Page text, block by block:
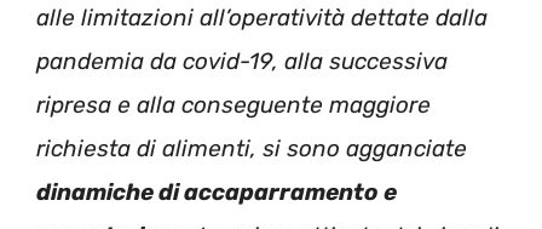
alle limitazioni all’operatività dettate dalla
pandemia da covid-19, alla successiva
ripresa e alla conseguente maggiore
richiesta di alimenti, si sono agganciate
dinamiche di accaparramento e